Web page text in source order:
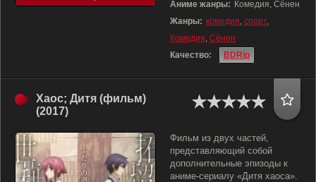
Аниме жанры: Комедия, Сёнен
Жанры: комедия, спорт,
Комедия, Сёнен
Качество:
BDRip
Хаос; Дитя (фильм)
(2017)
Фильм из двух частей,
представляющий собой
дополнительные эпизоды к
аниме-сериалу «Дитя хаоса».